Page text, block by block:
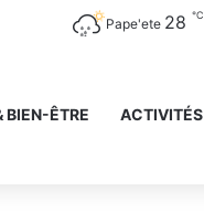
Pape'ete 28 ℃
BIEN-ÊTRE ACTIVITÉS